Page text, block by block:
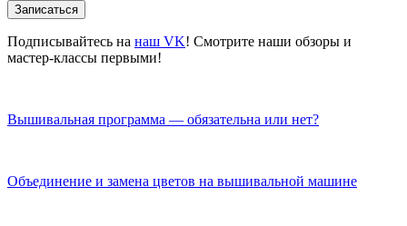
Записаться
Подписывайтесь на наш VK! Смотрите наши обзоры и
мастер-классы первыми!
Вышивальная программа — обязательна или нет?
Объединение и замена цветов на вышивальной машине